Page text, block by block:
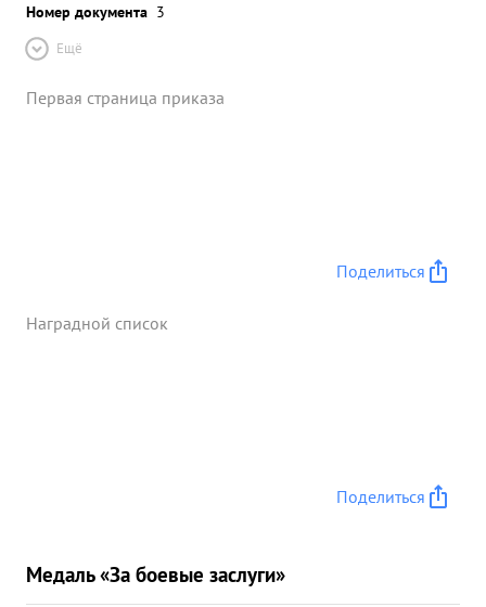
Номер документа 3
Ещё
Первая страница приказа
Поделиться
Наградной список
Поделиться
Медаль «За боевые заслуги»